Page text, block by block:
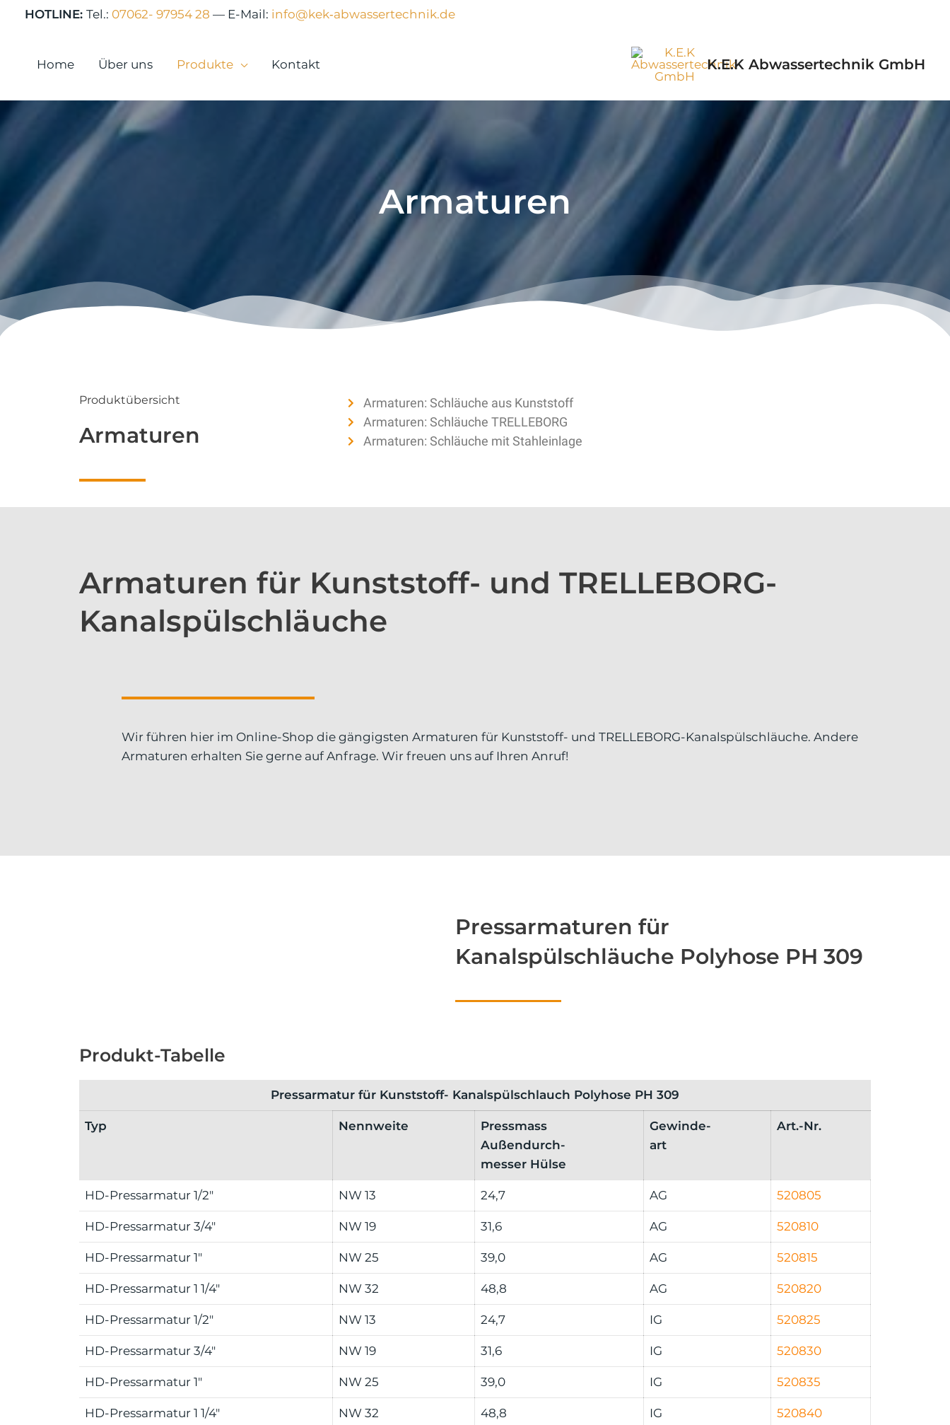
ZumHOTLINE: Tel.: 07062- 97954 28 — E-Mail: info@kek‑abwassertechnik.de
K.E.K Abwassertechnik GmbH
Home Über uns Produkte Kontakt
Armaturen​
Produktübersicht
Armaturen​​
Armaturen: Schläuche aus Kunststoff
Armaturen: Schläuche TRELLEBORG
Armaturen: Schläuche mit Stahleinlage
Armaturen für Kunststoff- und TRELLEBORG-
Kanalspülschläuche
Wir führen hier im Online-Shop die gängigsten Armaturen für Kunststoff- und TRELLEBORG-Kanalspülschläuche. Andere
Armaturen erhalten Sie gerne auf Anfrage. Wir freuen uns auf Ihren Anruf!
Pressarmaturen für
Kanalspülschläuche Polyhose PH 309
Produkt-Tabelle
Pressarmatur für Kunststoff- Kanalspülschlauch Polyhose PH 309
Typ Nennweite
Pressmass
Außendurch-
messer Hülse
Gewinde-
art
Art.-Nr.
HD-Pressarmatur 1/2" NW 13 24,7 AG 520805
HD-Pressarmatur 3/4" NW 19 31,6 AG 520810
HD-Pressarmatur 1" NW 25 39,0 AG 520815
HD-Pressarmatur 1 1/4" NW 32 48,8 AG 520820
HD-Pressarmatur 1/2" NW 13 24,7 IG 520825
HD-Pressarmatur 3/4" NW 19 31,6 IG 520830
HD-Pressarmatur 1" NW 25 39,0 IG 520835
HD-Pressarmatur 1 1/4" NW 32 48,8 IG 520840